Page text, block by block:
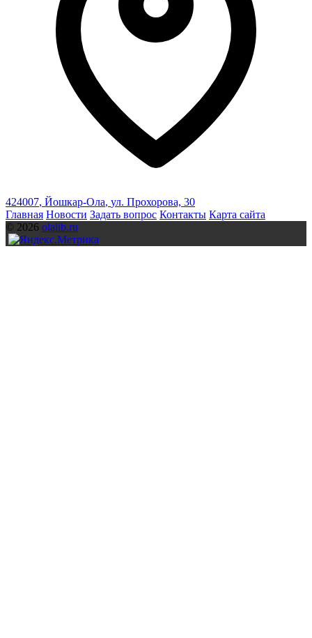
424007, Йошкар-Ола, ул. Прохорова, 30
Главная Новости Задать вопрос Контакты Карта сайта
© 2026 olalib.ru